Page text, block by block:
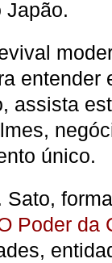
Japão.
entender
assista
único.
Poder da